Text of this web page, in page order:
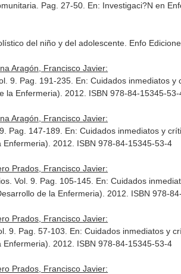
Pag. 27-50. En: Investigaci?N en
del niño y del adolescente . Enfo
Aragón, Francisco Javier:
9. Pag. 191-235. En: Cuidados inmediatos y
la Enfermeria). 2012. ISBN 978-84-15345-53-
Aragón, Francisco Javier:
Pag. 147-189. En: Cuidados inmediatos y
Enfermeria). 2012. ISBN 978-84-15345-53-4
Prados, Francisco Javier:
Vol. 9. Pag. 105-145. En: Cuidados
de la Enfermeria). 2012. ISBN 978-
Prados, Francisco Javier:
9. Pag. 57-103. En: Cuidados inmediatos y
Enfermeria). 2012. ISBN 978-84-15345-53-4
Prados, Francisco Javier: